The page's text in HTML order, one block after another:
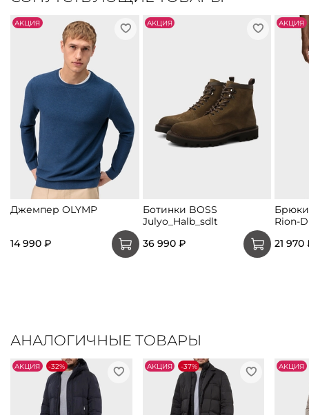
АKЦИЯ
Джемпер OLYMP
14 990 ₽
АKЦИЯ
Ботинки BOSS
Julyo_Halb_sdlt
36 990 ₽
АKЦИЯ
Rion-D
21 970
АНАЛОГИЧНЫЕ ТОВАРЫ
АKЦИЯ -32% АKЦИЯ -37% АKЦИЯ